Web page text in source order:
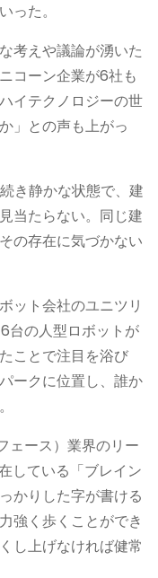
った。
考えや議論が湧いた
コーン企業が6社も
イテクノロジーの世
」との声も上がっ
き静かな状態で、建
当たらない。同じ建
の存在に気づかない
ット会社のユニツリ
台の人型ロボットが
ことで注目を浴び
ークに位置し、誰か
ェース）業界のリー
している「ブレイン
かりした字が書ける
強く歩くことができ
し上げなければ健常